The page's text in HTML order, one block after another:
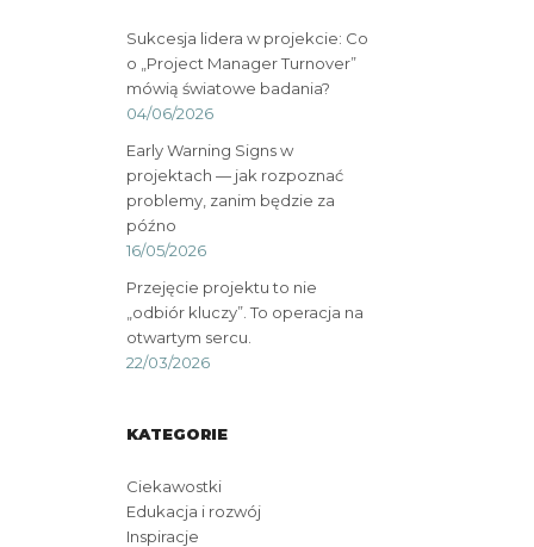
Sukcesja lidera w projekcie: Co
o „Project Manager Turnover”
mówią światowe badania?
04/06/2026
Early Warning Signs w
projektach — jak rozpoznać
problemy, zanim będzie za
późno
16/05/2026
Przejęcie projektu to nie
„odbiór kluczy”. To operacja na
otwartym sercu.
22/03/2026
KATEGORIE
Ciekawostki
Edukacja i rozwój
Inspiracje